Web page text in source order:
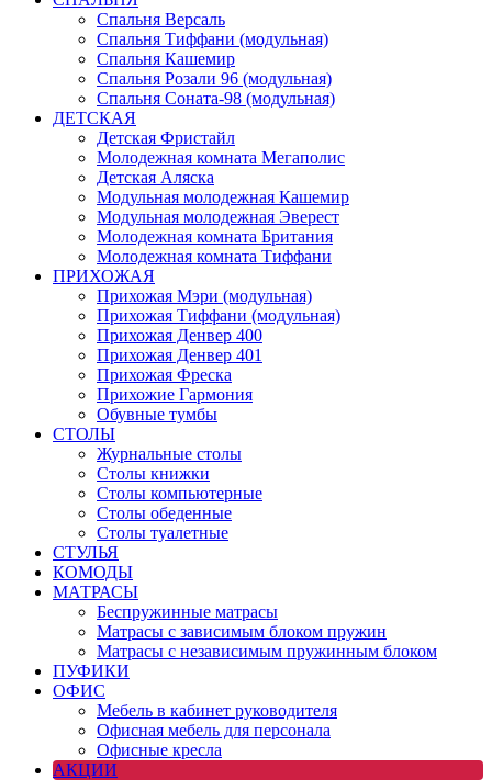
Спальня Версаль
Спальня Тиффани (модульная)
Спальня Кашемир
Спальня Розали 96 (модульная)
Спальня Соната-98 (модульная)
ДЕТСКАЯ
Детская Фристайл
Молодежная комната Мегаполис
Детская Аляска
Модульная молодежная Кашемир
Модульная молодежная Эверест
Молодежная комната Британия
Молодежная комната Тиффани
ПРИХОЖАЯ
Прихожая Мэри (модульная)
Прихожая Тиффани (модульная)
Прихожая Денвер 400
Прихожая Денвер 401
Прихожая Фреска
Прихожие Гармония
Обувные тумбы
СТОЛЫ
Журнальные столы
Столы книжки
Столы компьютерные
Столы обеденные
Столы туалетные
СТУЛЬЯ
КОМОДЫ
МАТРАСЫ
Беспружинные матрасы
Матрасы с зависимым блоком пружин
Матрасы с независимым пружинным блоком
ПУФИКИ
ОФИС
Мебель в кабинет руководителя
Офисная мебель для персонала
Офисные кресла
АКЦИИ